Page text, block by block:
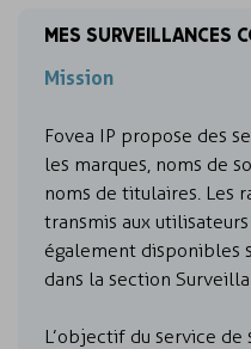
MES SURVEILLANCES
Mission
Fovea IP propose des
les marques, noms de
noms de titulaires. Les
transmis aux
également disponibles
dans la section
L’objectif du service